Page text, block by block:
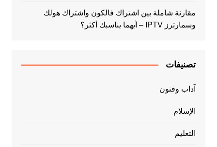
مقارنة شاملة بين اشتراك فالكون واشتراك هولك
وسمارترز IPTV – أيهما يناسبك أكثر؟
تصنيفات
آداب وفنون
الإسلام
التعليم